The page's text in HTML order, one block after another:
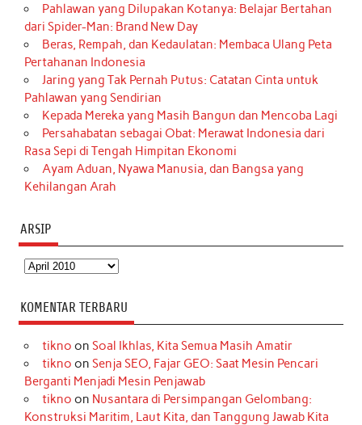
Pahlawan yang Dilupakan Kotanya: Belajar Bertahan
dari Spider-Man: Brand New Day
Beras, Rempah, dan Kedaulatan: Membaca Ulang Peta
Pertahanan Indonesia
Jaring yang Tak Pernah Putus: Catatan Cinta untuk
Pahlawan yang Sendirian
Kepada Mereka yang Masih Bangun dan Mencoba Lagi
Persahabatan sebagai Obat: Merawat Indonesia dari
Rasa Sepi di Tengah Himpitan Ekonomi
Ayam Aduan, Nyawa Manusia, dan Bangsa yang
Kehilangan Arah
ARSIP
Arsip
KOMENTAR TERBARU
tikno on Soal Ikhlas, Kita Semua Masih Amatir
tikno on Senja SEO, Fajar GEO: Saat Mesin Pencari
Berganti Menjadi Mesin Penjawab
tikno on Nusantara di Persimpangan Gelombang:
Konstruksi Maritim, Laut Kita, dan Tanggung Jawab Kita